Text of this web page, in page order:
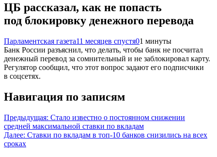
ЦБ рассказал, как не попасть
под блокировку денежного перевода
Парламентская газета11 месяцев спустя01 минуты
Банк России разъяснил, что делать, чтобы банк не посчитал
денежный перевод за сомнительный и не заблокировал карту.
Регулятор сообщил, что этот вопрос задают его подписчики
в соцсетях.
Навигация по записям
Предыдущая: Стало известно о постоянном снижении
средней максимальной ставки по вкладам
Далее: Ставки по вкладам в топ-10 банков снизились на всех
сроках